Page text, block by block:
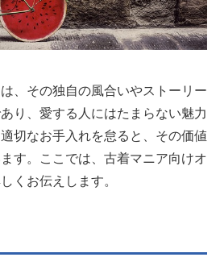
、その独自の風合いやストーリー
り、愛する人にはたまらない魅力
切なお手入れを怠ると、その価値
す。ここでは、古着マニア向けオ
くお伝えします。